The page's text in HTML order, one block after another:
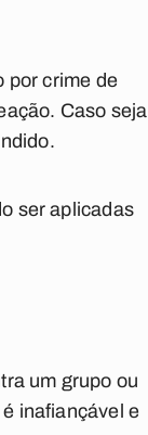
por crime de
Caso seja
ser aplicadas
um grupo ou
inafiançável e